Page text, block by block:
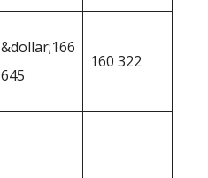
&dollar;166
645
160 322